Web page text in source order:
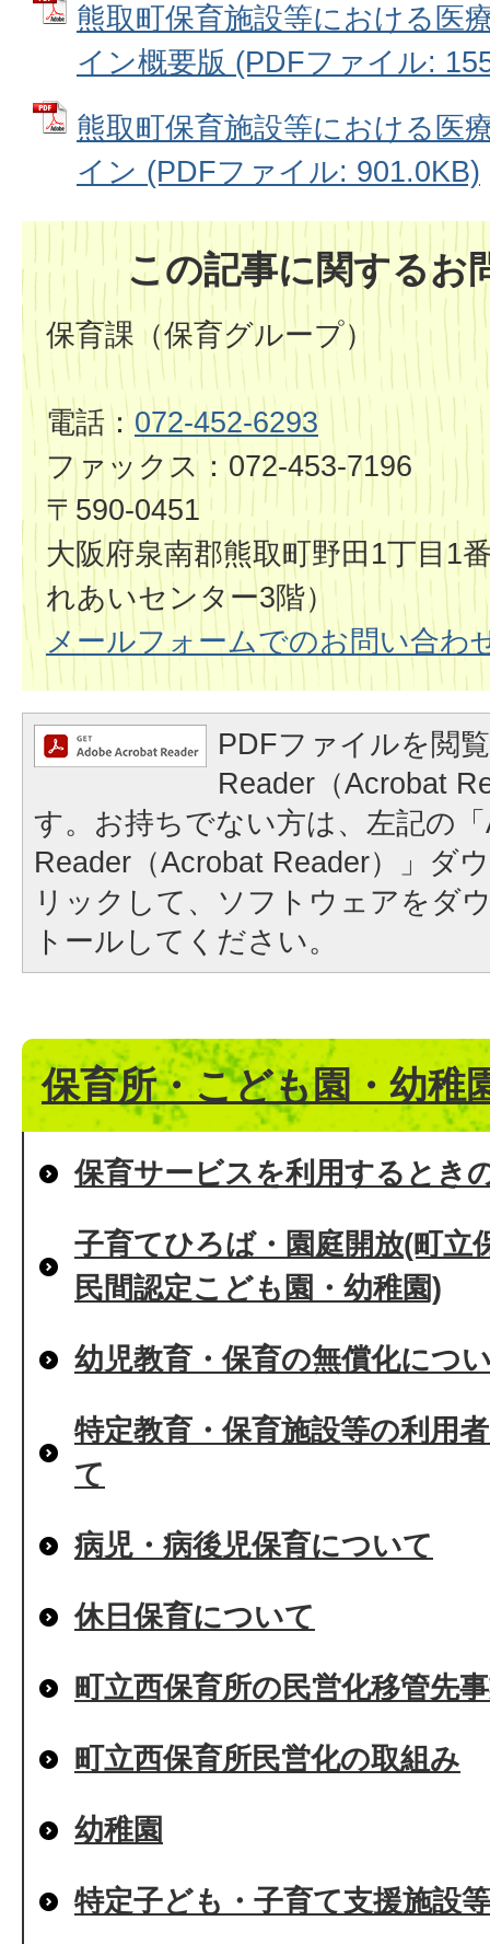
熊取町保育施設等における医
イン概要版 (PDFファイル:
熊取町保育施設等における医
イン (PDFファイル: 901.0KB)
この記事に関するお
保育課（保育グループ）
電話： 072-452-6293
ファックス：072-453-7196
〒590-0451
大阪府泉南郡熊取町野田1丁目1
れあいセンター3階）
メールフォームでのお問い合わ
PDFファイルを閲
Reader（Acrobat
す。お持ちでない方は、左記の
Reader（Acrobat Reader）」ダ
リックして、ソフトウェアをダ
トールしてください。
保育所・こども園・幼稚
保育サービスを利用するとき
子育てひろば・園庭開放(町立
民間認定こども園・幼稚園)
幼児教育・保育の無償化につ
特定教育・保育施設等の利用
て
病児・病後児保育について
休日保育について
町立西保育所の民営化移管先
町立西保育所民営化の取組み
幼稚園
特定子ども・子育て支援施設